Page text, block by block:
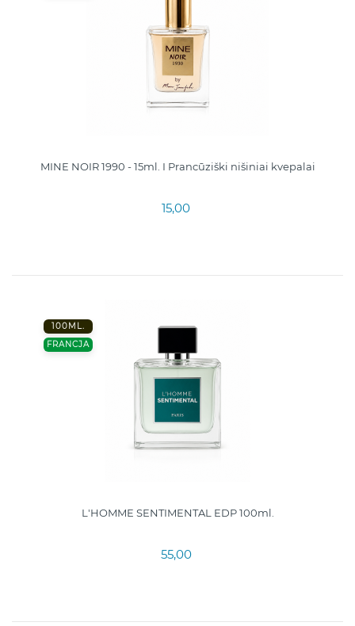
MINE NOIR 1990 - 15ml. I Prancūziški nišiniai kvepalai
15,00
100ML.
FRANCJA
L'HOMME SENTIMENTAL EDP 100ml.
55,00